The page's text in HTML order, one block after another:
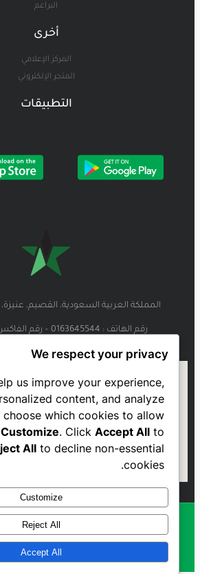
البراعم
أخرى
المركز الإعلامي
المتجر الإلكتروني
التطبيقات
المملكة العربية السعودية، القصيم،
رقم الهاتف : 0163645544 – رقم الفاكس : 0163641219
Al Najmah FC - 2023
We respect your privacy
us improve your experience,
content, and analyze
which cookies to allow
Customize. ClickAccept All to
All to decline non-essential
cookies.
Customize
Reject All
Accept All